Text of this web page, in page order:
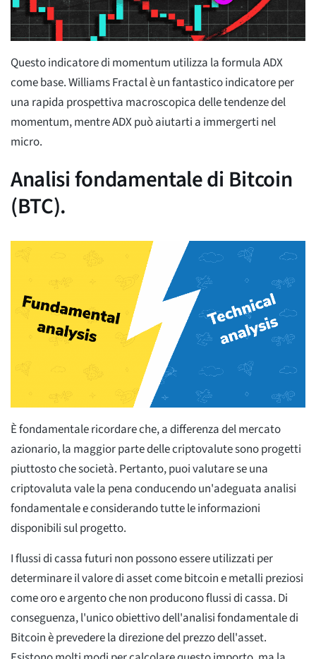
Questo indicatore di momentum utilizza la formula ADX
come base. Williams Fractal è un fantastico indicatore per
una rapida prospettiva macroscopica delle tendenze del
momentum, mentre ADX può aiutarti a immergerti nel
micro.
Analisi fondamentale di Bitcoin
(BTC).
È fondamentale ricordare che, a differenza del mercato
azionario, la maggior parte delle criptovalute sono progetti
piuttosto che società. Pertanto, puoi valutare se una
criptovaluta vale la pena conducendo un'adeguata analisi
fondamentale e considerando tutte le informazioni
disponibili sul progetto.
I flussi di cassa futuri non possono essere utilizzati per
determinare il valore di asset come bitcoin e metalli preziosi
come oro e argento che non producono flussi di cassa. Di
conseguenza, l'unico obiettivo dell'analisi fondamentale di
Bitcoin è prevedere la direzione del prezzo dell'asset.